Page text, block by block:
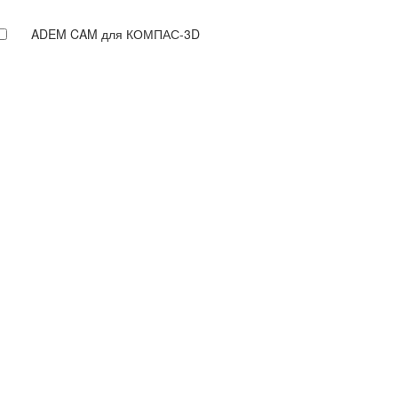
ADEM CAM для КОМПАС-3D